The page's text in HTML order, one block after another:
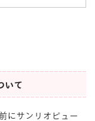
いて
にサンリオピュー